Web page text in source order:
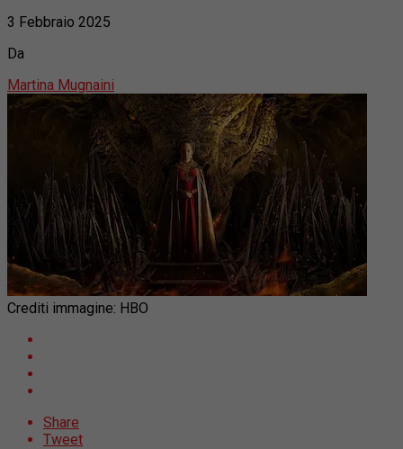
3 Febbraio 2025
Da
Martina Mugnaini
Crediti immagine: HBO
Share
Tweet